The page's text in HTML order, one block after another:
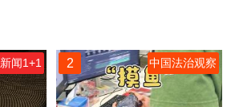
新闻1+1 2 中国法治观察